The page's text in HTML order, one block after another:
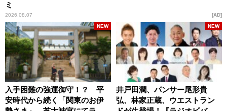
ミ
2026.08.07 AD
入手困難の強運御守！？ 平
安時代から続く「関東のお伊
NEW
井戸田潤、パンサー尾形貴
弘、林家正蔵、ウエストラン
NEW